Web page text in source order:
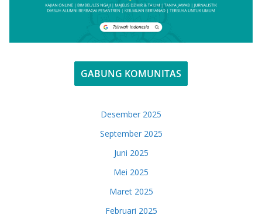
GABUNG KOMUNITAS
Desember 2025
September 2025
Juni 2025
Mei 2025
Maret 2025
Februari 2025